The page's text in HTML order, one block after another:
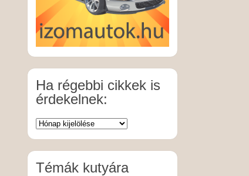
Ha régebbi cikkek is
érdekelnek:
Témák kutyára